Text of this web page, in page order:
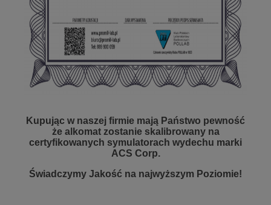
Kupując w naszej firmie mają Państwo pewność
że alkomat zostanie skalibrowany na
certyfikowanych symulatorach wydechu marki
ACS Corp.
Świadczymy Jakość na najwyższym Poziomie!